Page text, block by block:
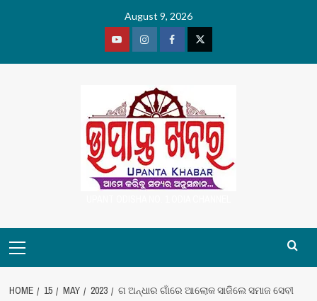
August 9, 2026
YoutubeVimeoFacebookTwitter
Menu
HOME 15 MAY 2023
ଗ ଅନ୍ଧାର ଗାଁରେ ଆଲୋକ ସାଜିଲେ ସମାଜ ସେବୀ